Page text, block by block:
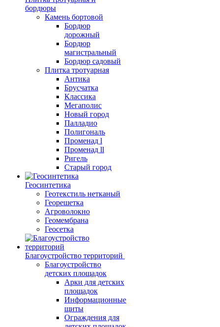
бордюры
Камень бортовой
Бордюр
дорожный
Бордюр
магистральный
Бордюр садовый
Плитка тротуарная
Антика
Брусчатка
Классика
Мегаполис
Новый город
Палладио
Полигональ
Променад l
Променад ll
Ригель
Старый город
Геосинтетика
Геотекстиль нетканый
Георешетка
Агроволокно
Геомембрана
Геосетка
Благоустройство территорий
Благоустройство
детских площадок
Арки для детских
площадок
Информационные
щиты
Ограждения для